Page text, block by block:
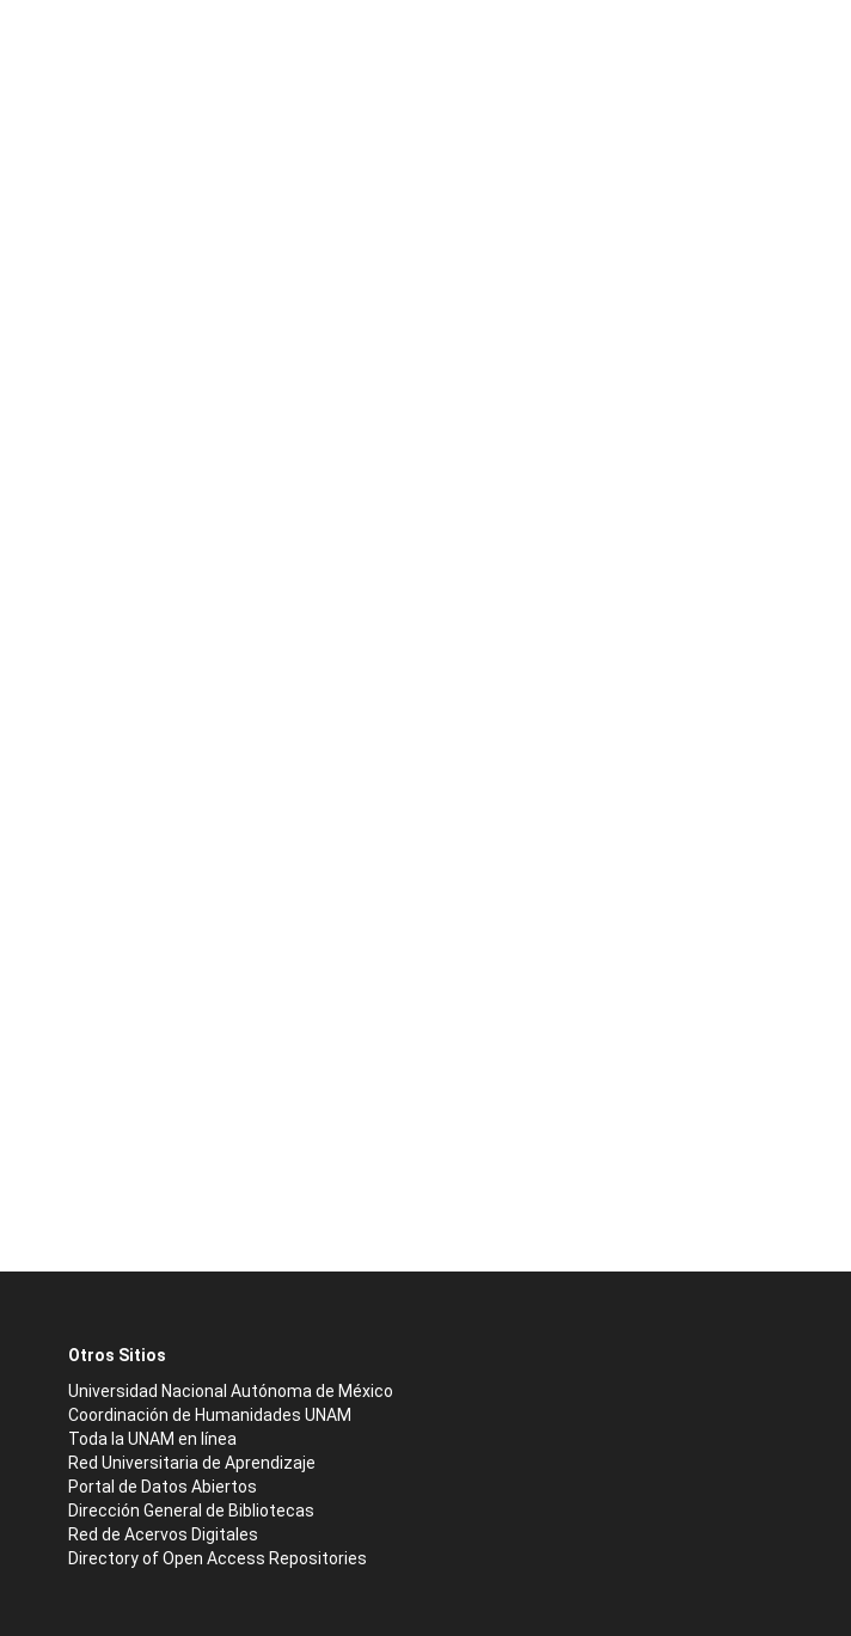
Otros Sitios
Universidad Nacional Autónoma de México
Coordinación de Humanidades UNAM
Toda la UNAM en línea
Red Universitaria de Aprendizaje
Portal de Datos Abiertos
Dirección General de Bibliotecas
Red de Acervos Digitales
Directory of Open Access Repositories